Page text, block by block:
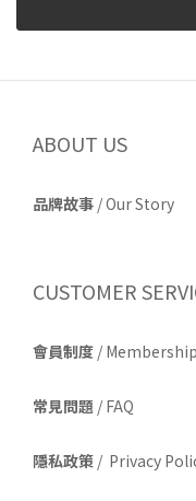
ABOUT US
品牌故事 /Our Story
CUSTOMER
會員制度 / Membership
常見問題 / FAQ
隱私政策 / Privacy